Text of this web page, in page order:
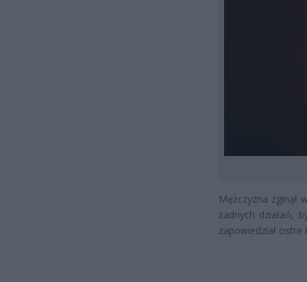
Mężczyzna zginął
żadnych działań,
zapowiedział ostre